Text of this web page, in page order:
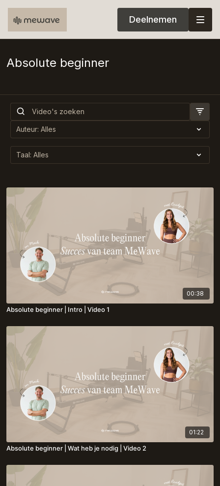
Deelnemen
Absolute beginner
00:38
Absolute beginner | Intro | Video 1
01:22
Absolute beginner | Wat heb je nodig | Video 2